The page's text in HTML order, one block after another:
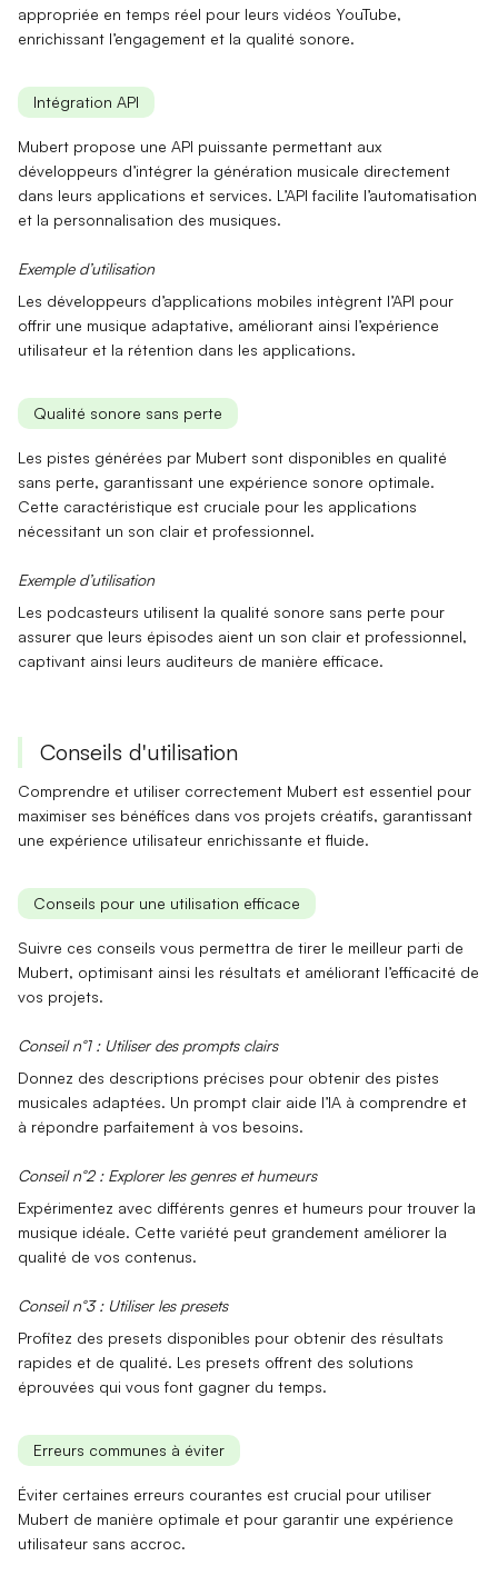
appropriée en temps réel pour leurs vidéos YouTube,
enrichissant l’engagement et la qualité sonore.
Intégration API
Mubert propose uneAPI puissante permettant aux
développeurs d’intégrer la génération musicale directement
dans leurs applications et services. L’API facilite l’automatisation
et la personnalisation des musiques.
Exemple d’utilisation
Les développeurs d’applications mobiles intègrent l’API pour
offrir une musique adaptative, améliorant ainsi l’expérience
utilisateur et la rétention dans les applications.
Qualité sonore sans perte
Les pistes générées par Mubert sont disponibles en qualité
sans perte, garantissant une expérience sonore optimale.
Cette caractéristique est cruciale pour les applications
nécessitant un son clair et professionnel.
Exemple d’utilisation
Les podcasteurs utilisent la qualité sonore sans perte pour
assurer que leurs épisodes aient un son clair et professionnel,
captivant ainsi leurs auditeurs de manière efficace.
Conseils d'utilisation
Comprendre et utiliser correctement Mubert est essentiel pour
maximiser ses bénéfices dans vos projets créatifs, garantissant
une expérience utilisateur enrichissante et fluide.
Conseils pour une utilisation efficace
Suivre ces conseils vous permettra de tirer le meilleur parti de
Mubert, optimisant ainsi les résultats et améliorant l’efficacité de
vos projets.
Conseil n°1 : Utiliser des prompts clairs
Donnez des descriptions précises pour obtenir des pistes
musicales adaptées. Un prompt clair aide l’IA à comprendre et
à répondre parfaitement à vos besoins.
Conseil n°2 : Explorer les genres et humeurs
Expérimentez avec différents genres et humeurs pour trouver la
musique idéale. Cette variété peut grandement améliorer la
qualité de vos contenus.
Conseil n°3 : Utiliser les presets
Profitez des presets disponibles pour obtenir des résultats
rapides et de qualité. Les presets offrent des solutions
éprouvées qui vous font gagner du temps.
Erreurs communes à éviter
Éviter certaines erreurs courantes est crucial pour utiliser
Mubert de manière optimale et pour garantir une expérience
utilisateur sans accroc.